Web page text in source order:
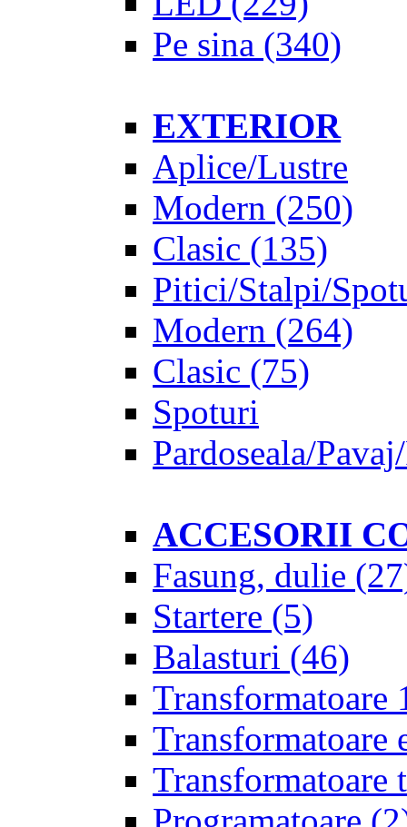
Pe sina (340)
EXTERIOR
Aplice/Lustre
Modern (250)
Clasic (135)
Pitici/Stalpi/
Modern (264)
Clasic (75)
Spoturi
Pardoseala/
ACCESORII
Fasung, dulie
Startere (5)
Balasturi (46)
Transformatoare
Transformatoare
Transformatoare